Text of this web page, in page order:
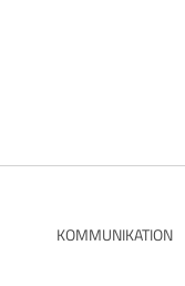
KOMMUNIKATION